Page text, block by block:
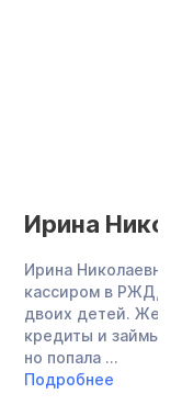
Татьяна
М.
Татьяна
крупных кредита
займ. Платила по
воспитывала дочь,
двух работах: в ...